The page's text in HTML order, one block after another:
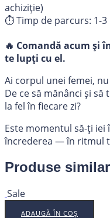
achiziție)
⏱️ Timp de parcurs: 1-
🔥 Comandă acum și
te lupți cu el.
Ai corpul unei femei,
De ce să mănânci și
la fel în fiecare zi?
Este momentul să-ți iei
încrederea — în ritmul
Produse
Sale
ADAUGĂ ÎN COȘ